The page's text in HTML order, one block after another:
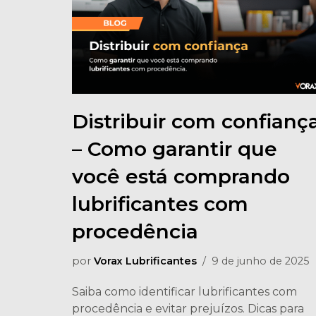
Distribuir com
– Como garantir que
você está comprando
lubrificantes com
procedência
por Vorax Lubrificantes 9 de junho de 2025
Saiba como identificar lubrificantes com
procedência e evitar prejuízos. Dicas para